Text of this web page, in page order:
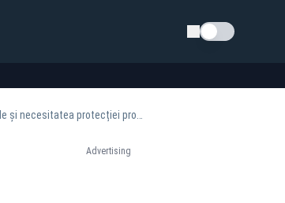
Schimba tema
Advertising